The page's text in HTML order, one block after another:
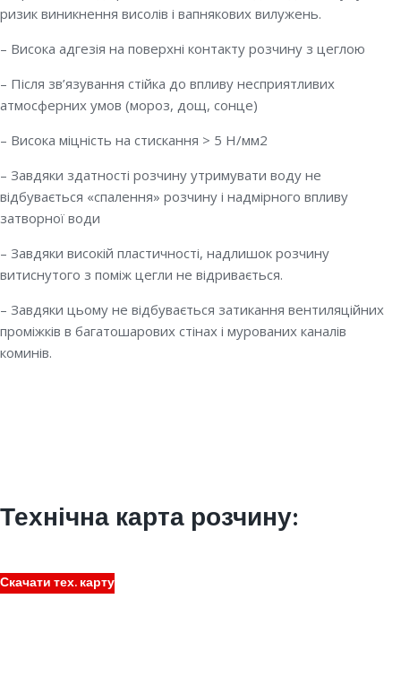
ризик виникнення висолів і вапнякових вилужень.
– Висока адгезія на поверхні контакту розчину з цеглою
– Після зв’язування стійка до впливу несприятливих
атмосферних умов (мороз, дощ, сонце)
– Висока міцність на стискання > 5 Н/мм2
– Завдяки здатності розчину утримувати воду не
відбувається «спалення» розчину і надмірного впливу
затворної води
– Завдяки високій пластичності, надлишок розчину
витиснутого з поміж цегли не відривається.
– Завдяки цьому не відбувається затикання вентиляційних
проміжків в багатошарових стінах і мурованих каналів
коминів.
Технічна карта розчину:
Скачати тех. карту